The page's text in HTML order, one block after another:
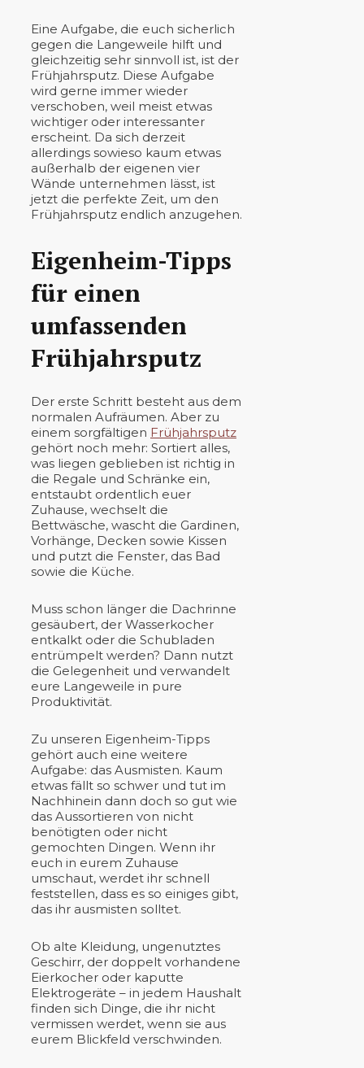
Eine Aufgabe, die euch sicherlich
gegen die Langeweile hilft und
gleichzeitig sehr sinnvoll ist, ist der
Frühjahrsputz. Diese Aufgabe
wird gerne immer wieder
verschoben, weil meist etwas
wichtiger oder interessanter
erscheint. Da sich derzeit
allerdings sowieso kaum etwas
außerhalb der eigenen vier
Wände unternehmen lässt, ist
jetzt die perfekte Zeit, um den
Frühjahrsputz endlich anzugehen.
Eigenheim-Tipps
für einen
umfassenden
Frühjahrsputz
Der erste Schritt besteht aus dem
normalen Aufräumen. Aber zu
einem sorgfältigen Frühjahrsputz
gehört noch mehr: Sortiert alles,
was liegen geblieben ist richtig in
die Regale und Schränke ein,
entstaubt ordentlich euer
Zuhause, wechselt die
Bettwäsche, wascht die Gardinen,
Vorhänge, Decken sowie Kissen
und putzt die Fenster, das Bad
sowie die Küche.
Muss schon länger die Dachrinne
gesäubert, der Wasserkocher
entkalkt oder die Schubladen
entrümpelt werden? Dann nutzt
die Gelegenheit und verwandelt
eure Langeweile in pure
Produktivität.
Zu unseren Eigenheim-Tipps
gehört auch eine weitere
Aufgabe: das Ausmisten. Kaum
etwas fällt so schwer und tut im
Nachhinein dann doch so gut wie
das Aussortieren von nicht
benötigten oder nicht
gemochten Dingen. Wenn ihr
euch in eurem Zuhause
umschaut, werdet ihr schnell
feststellen, dass es so einiges gibt,
das ihr ausmisten solltet.
Ob alte Kleidung, ungenutztes
Geschirr, der doppelt vorhandene
Eierkocher oder kaputte
Elektrogeräte – in jedem Haushalt
finden sich Dinge, die ihr nicht
vermissen werdet, wenn sie aus
eurem Blickfeld verschwinden.